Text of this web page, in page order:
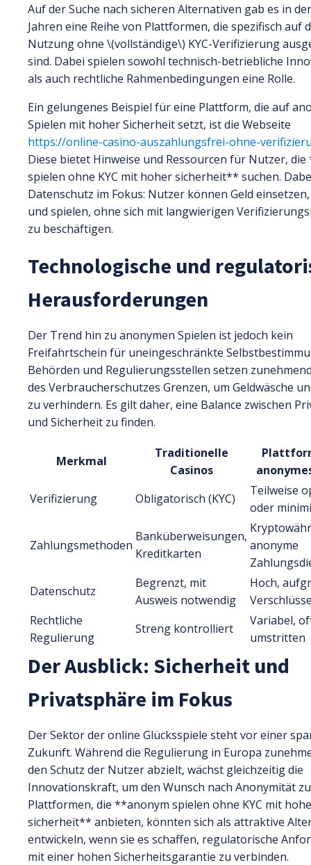
Auf der Suche nach sicheren Alternativen gab es in
Jahren eine Reihe von Plattformen, die spezifisch auf
Nutzung ohne \(vollständige\) KYC-Verifizierung
sind. Dabei spielen sowohl technisch-betriebliche
als auch rechtliche Rahmenbedingungen eine Rolle.
Ein gelungenes Beispiel für eine Plattform, die auf
Spielen mit hoher Sicherheit setzt, ist die Webseite
https://online-casino-auszahlungsfrei-ohne-
Diese bietet Hinweise und Ressourcen für Nutzer,
spielen ohne KYC mit hoher sicherheit** suchen.
Datenschutz im Fokus: Nutzer können Geld
und spielen, ohne sich mit langwierigen
zu beschäftigen.
Technologische und
Herausforderungen
Der Trend hin zu anonymen Spielen ist jedoch kein
Freifahrtschein für uneingeschränkte
Behörden und Regulierungsstellen setzen
des Verbraucherschutzes Grenzen, um Geldwäsche
zu verhindern. Es gilt daher, eine Balance zwischen
und Sicherheit zu finden.
Merkmal
Traditionelle
Casinos
Verifizierung
Obligatorisch (KYC)
Teilweise
oder
Zahlungsmethoden
Banküberweisungen,
Kreditkarten
anonyme
Datenschutz
Begrenzt, mit
Ausweis notwendig
Hoch,
Rechtliche
Regulierung
Streng kontrolliert
Variabel,
umstritten
Der Ausblick: Sicherheit und
Privatsphäre im Fokus
Der Sektor der online Glücksspiele steht vor einer
Zukunft. Während die Regulierung in Europa
den Schutz der Nutzer abzielt, wächst gleichzeitig die
Innovationskraft, um den Wunsch nach Anonymität
Plattformen, die **anonym spielen ohne KYC mit
sicherheit** anbieten, könnten sich als attraktive
entwickeln, wenn sie es schaffen, regulatorische
mit einer hohen Sicherheitsgarantie zu verbinden.